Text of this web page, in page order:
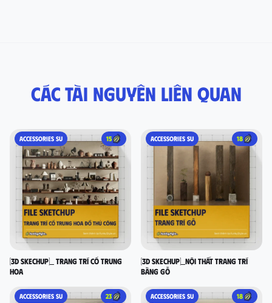
Các tài nguyên liên quan
ACCESSORIES SU 15
[3D SKECHUP]_ Trang trí cổ Trung
Hoa
ACCESSORIES SU 18
[3D SKECHUP]_Nội thất trang trí
bằng gỗ
ACCESSORIES SU 23 ACCESSORIES SU 18